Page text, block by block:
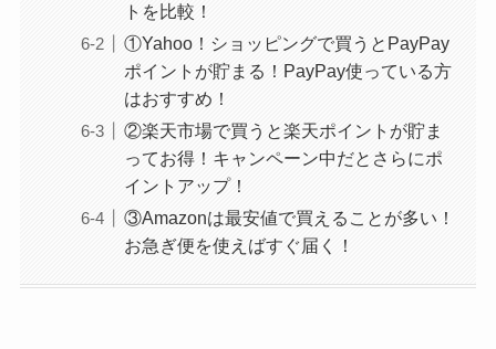
トを比較！
①Yahoo！ショッピングで買うとPayPay
ポイントが貯まる！PayPay使っている方
はおすすめ！
②楽天市場で買うと楽天ポイントが貯ま
ってお得！キャンペーン中だとさらにポ
イントアップ！
③Amazonは最安値で買えることが多い！
お急ぎ便を使えばすぐ届く！